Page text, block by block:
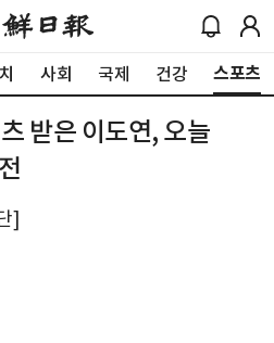
사회 국제 건강 스포츠
받은 이도연, 오늘
]